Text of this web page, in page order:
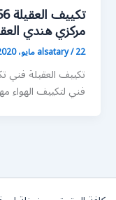
مركزي هندي
alsatary/22 مايو، 2020
تكييف العقيلة فني
فني لتكييف